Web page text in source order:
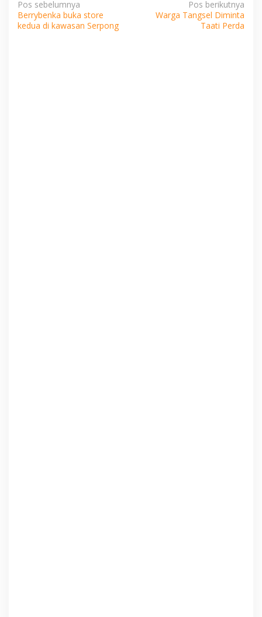
Navigasi
pos
Pos sebelumnya
Berrybenka buka store
kedua di kawasan Serpong
Pos berikutnya
Warga Tangsel Diminta
Taati Perda